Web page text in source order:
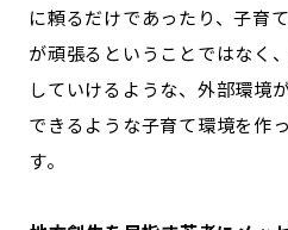
に頼るだけであったり、子育
が頑張るということではなく
していけるような、外部環境
できるような子育て環境を作
す。